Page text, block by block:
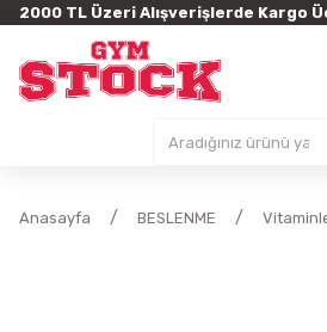
2000 TL Üzeri Alışverişlerde Kargo
Anasayfa BESLENME